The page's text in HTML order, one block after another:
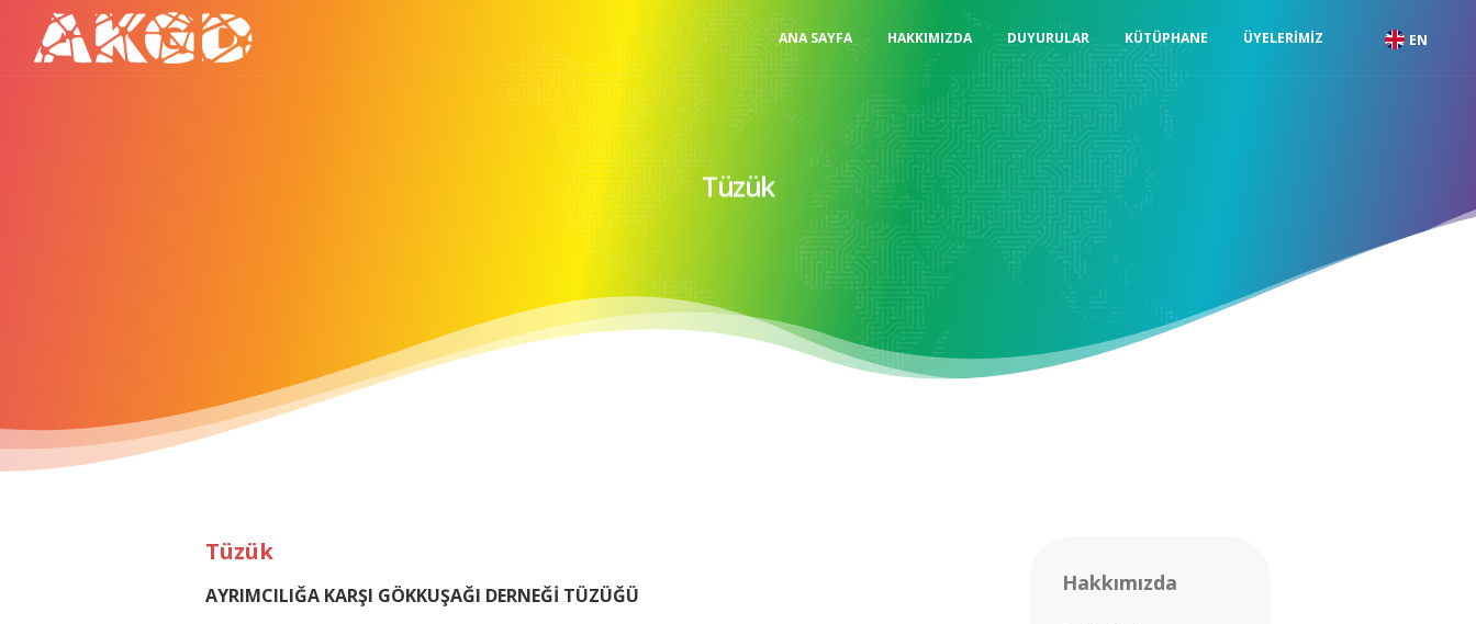
EN
ANA SAYFA HAKKIMIZDA DUYURULAR KÜTÜPHANE ÜYELERIMIZ
Tüzük
Tüzük
AYRIMCILIĞA KARŞI GÖKKUŞAĞI DERNEĞİ TÜZÜĞÜ Hakkımızda